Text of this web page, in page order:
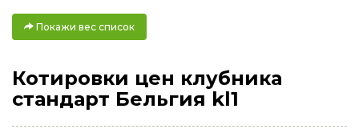
Покажи вес список
Котировки цен клубника
стандарт Бельгия kl1